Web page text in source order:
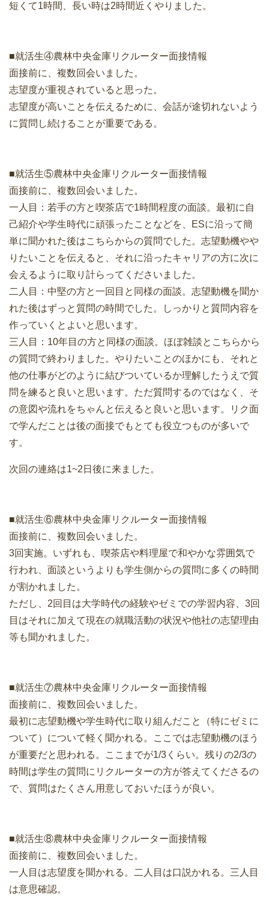
短くて1時間、長い時は2時間近くやりました。
■就活生④農林中央金庫リクルーター面接情報
面接前に、複数回会いました。
志望度が重視されていると思った。
志望度が高いことを伝えるために、会話が途切れないよう
に質問し続けることが重要である。
■就活生⑤農林中央金庫リクルーター面接情報
面接前に、複数回会いました。
一人目：若手の方と喫茶店で1時間程度の面談。最初に自
己紹介や学生時代に頑張ったことなどを、ESに沿って簡
単に聞かれた後はこちらからの質問でした。志望動機やや
りたいことを伝えると、それに沿ったキャリアの方に次に
会えるように取り計らってくださいました。
二人目：中堅の方と一回目と同様の面談。志望動機を聞か
れた後はずっと質問の時間でした。しっかりと質問内容を
作っていくとよいと思います。
三人目：10年目の方と同様の面談。ほぼ雑談とこちらから
の質問で終わりました。やりたいことのほかにも、それと
他の仕事がどのように結びついているか理解したうえで質
問を練ると良いと思います。ただ質問するのではなく、そ
の意図や流れをちゃんと伝えると良いと思います。リク面
で学んだことは後の面接でもとても役立つものが多いで
す。
次回の連絡は1~2日後に来ました。
■就活生⑥農林中央金庫リクルーター面接情報
面接前に、複数回会いました。
3回実施。いずれも、喫茶店や料理屋で和やかな雰囲気で
行われ、面談というよりも学生側からの質問に多くの時間
が割かれました。
ただし、2回目は大学時代の経験やゼミでの学習内容、3回
目はそれに加えて現在の就職活動の状況や他社の志望理由
等も聞かれました。
■就活生⑦農林中央金庫リクルーター面接情報
面接前に、複数回会いました。
最初に志望動機や学生時代に取り組んだこと（特にゼミに
ついて）について軽く聞かれる。ここでは志望動機のほう
が重要だと思われる。ここまでが1/3くらい。残りの2/3の
時間は学生の質問にリクルーターの方が答えてくださるの
で、質問はたくさん用意しておいたほうが良い。
■就活生⑧農林中央金庫リクルーター面接情報
面接前に、複数回会いました。
一人目は志望度を聞かれる。二人目は口説かれる。三人目
は意思確認。